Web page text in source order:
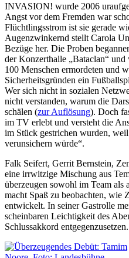
INVASION! wurde 2006
Angst vor dem Fremden war
Flüchtlingsstrom ist sie gerade
Augenzwinkernd stellt Carola
Bezüge her. Die Proben
der Konzerthalle „Bataclan“
100 Menschen ermordeten und
Sicherheitsgründen ein
Wer sich nicht in sozialen
nicht verstanden, warum die
schälen (zur Auflösung). Doch
im TV erlebt und versteht die
im Stück gestrichen wurden,
verunsichern würde“.
Falk Seifert, Gerrit Bernstein,
eine irrwitzige Mischung aus
überzeugen sowohl im Team als
macht Spaß zu beobachten, wie
entwickelt. In seiner Gastrolle
scheinbaren Leichtigkeit des
Schlussakkord entgegenzusetzen.